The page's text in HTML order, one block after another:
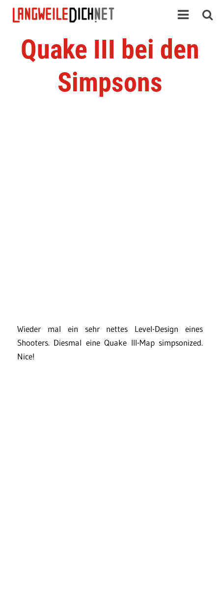
Quake III bei den
Simpsons
Wieder mal ein sehr nettes Level-Design eines
Shooters. Diesmal eine Quake III-Map simpsonized.
Nice!